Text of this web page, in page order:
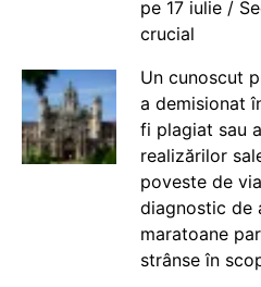
pe 17 iulie /
crucial
Un cunoscut
a demisionat
fi plagiat sau
realizărilor
poveste de
diagnostic de
maratoane
strânse în